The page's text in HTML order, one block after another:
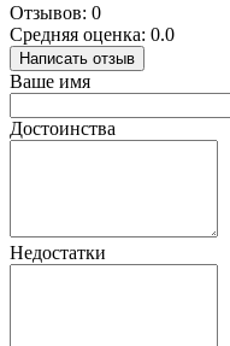
Отзывов: 0
Средняя оценка: 0.0
Написать отзыв
Ваше имя
Достоинства
Недостатки